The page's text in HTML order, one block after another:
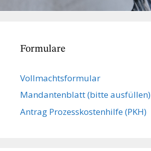
Formulare
Vollmachts­formular
Mandanten­blatt (bitte ausfüllen)
Antrag Prozesskostenhilfe (PKH)